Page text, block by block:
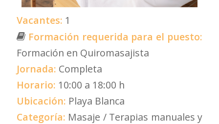
Vacantes: 1
Formación requerida para el puesto:
Formación en Quiromasajista
Jornada: Completa
Horario: 10:00 a 18:00 h
Ubicación: Playa Blanca
Categoría: Masaje / Terapias manuales y